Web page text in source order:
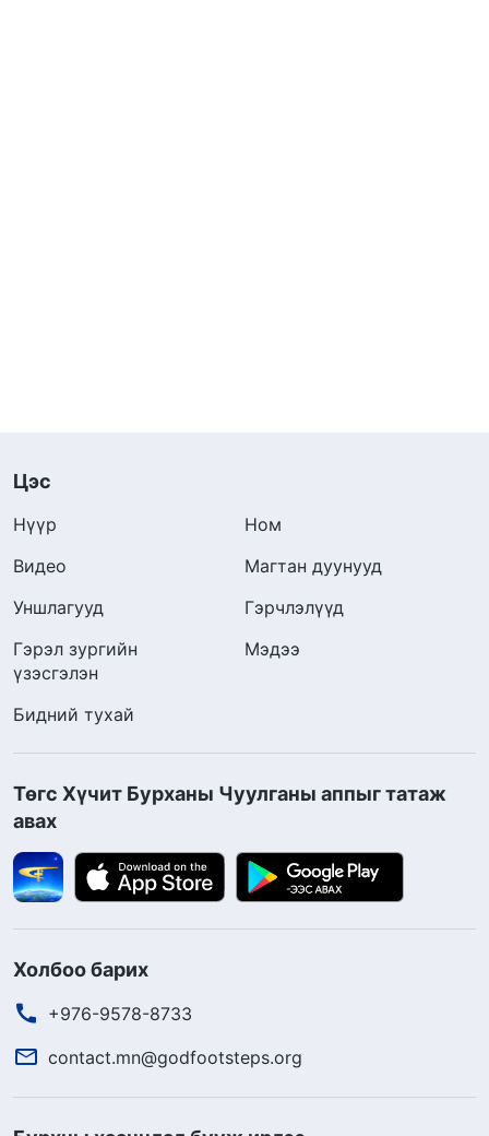
Цэс
Нүүр
Ном
Видео
Магтан дуунууд
Уншлагууд
Гэрчлэлүүд
Гэрэл зургийн
үзэсгэлэн
Мэдээ
Бидний тухай
Төгс Хүчит Бурханы Чуулганы аппыг татаж
авах
Холбоо барих
+976-9578-8733
contact.mn@godfootsteps.org